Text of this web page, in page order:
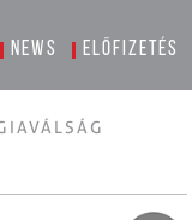
News Előfizetés